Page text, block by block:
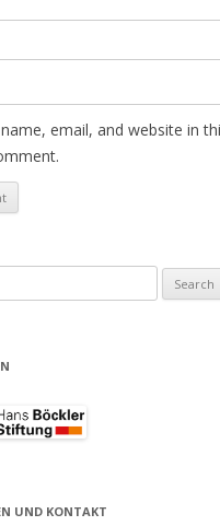
email, and website in
UND KONTAKT